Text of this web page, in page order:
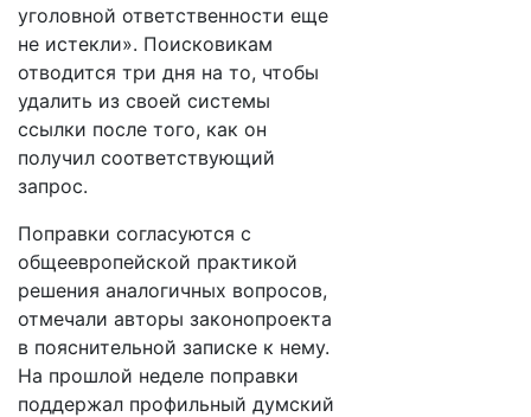
уголовной ответственности еще
не истекли». Поисковикам
отводится три дня на то, чтобы
удалить из своей системы
ссылки после того, как он
получил соответствующий
запрос.
Поправки согласуются с
общеевропейской практикой
решения аналогичных вопросов,
отмечали авторы законопроекта
в пояснительной записке к нему.
На прошлой неделе поправки
поддержал профильный думский